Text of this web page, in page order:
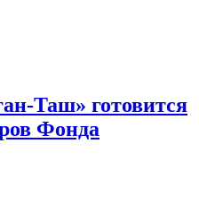
Таш» готовится
Фонда